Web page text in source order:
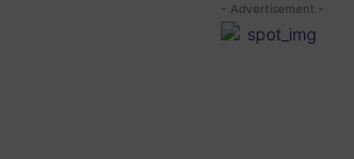
- Advertisement -